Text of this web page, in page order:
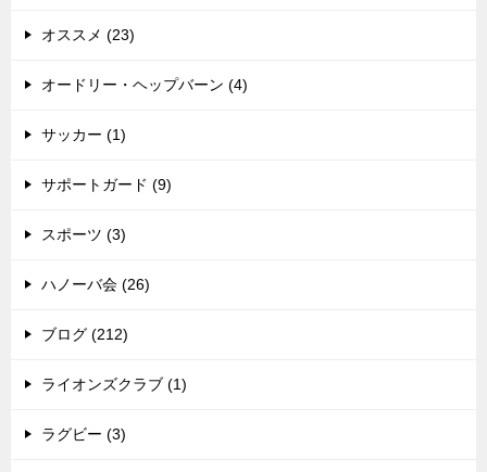
オススメ (23)
オードリー・ヘップバーン (4)
サッカー (1)
サポートガード (9)
スポーツ (3)
ハノーバ会 (26)
ブログ (212)
ライオンズクラブ (1)
ラグビー (3)